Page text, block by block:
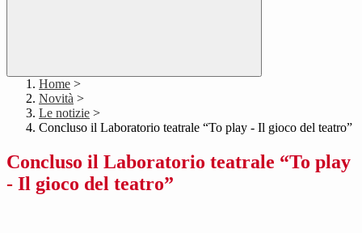
Home >
Novità >
Le notizie >
Concluso il Laboratorio teatrale “To play - Il gioco del teatro”
Concluso il Laboratorio teatrale “To play
- Il gioco del teatro”